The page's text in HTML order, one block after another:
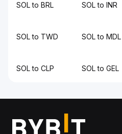
SOL to BRL SOL to INR
SOL to TWD SOL to MDL
SOL to CLP SOL to GEL